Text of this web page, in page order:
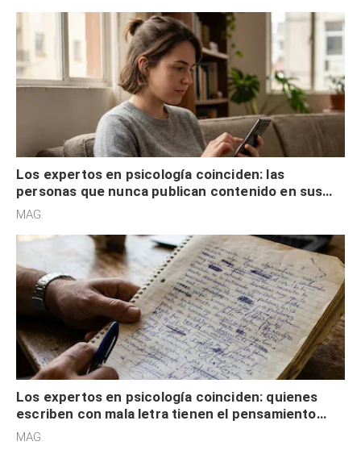
Los expertos en psicología coinciden: las
personas que nunca publican contenido en sus
redes sociales no pretenden buscar validación
MAG.
Los expertos en psicología coinciden: quienes
escriben con mala letra tienen el pensamiento
acelerado y no lo hacen por desinterés
MAG.